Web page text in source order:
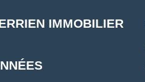
IMMOBILIER